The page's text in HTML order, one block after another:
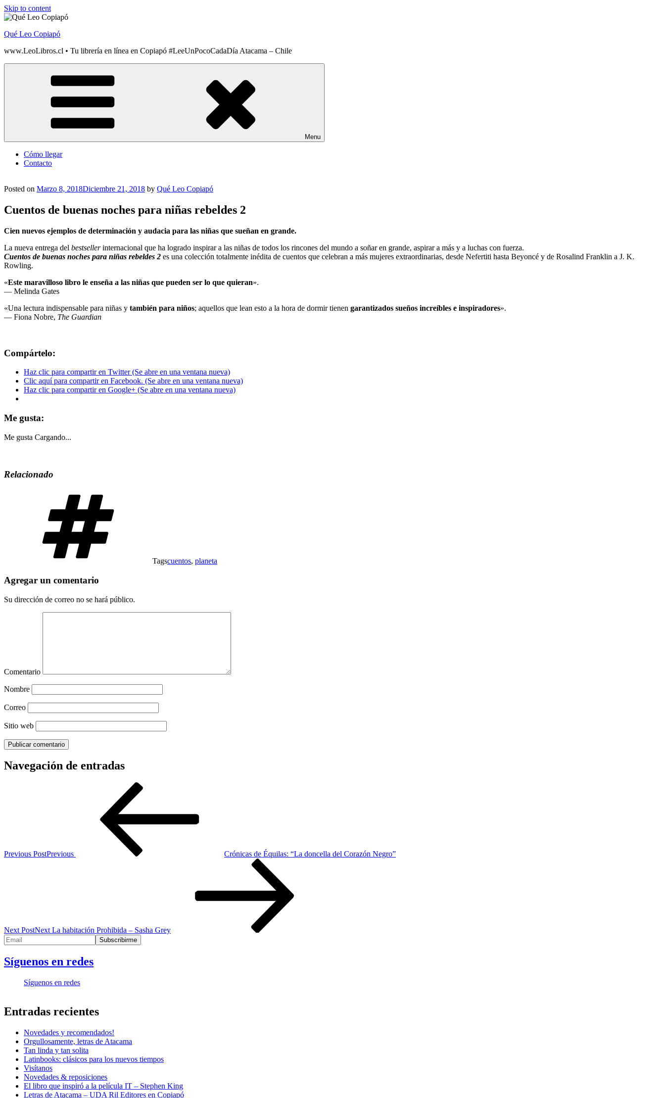
Skip to content
Qué Leo Copiapó
www.LeoLibros.cl • Tu librería en línea en Copiapó #LeeUnPocoCadaDía Atacama – Chile
Menu
Cómo llegar
Contacto
Posted on Marzo 8, 2018Diciembre 21, 2018 by Qué Leo Copiapó
Cuentos de buenas noches para niñas rebeldes 2
Cien nuevos ejemplos de determinación y audacia para las niñas que sueñan en grande.
La nueva entrega del bestsellerinternacional que ha logrado inspirar a las niñas de todos los rincones del mundo a soñar en grande, aspirar a más y a luchas con fuerza.
Cuentos de buenas noches para niñas rebeldes 2 es una colección totalmente inédita de cuentos que celebran a más mujeres extraordinarias, desde Nefertiti hasta Beyoncé y de Rosalind Franklin a J. K.
Rowling.
«Este maravilloso libro le enseña a las niñas que pueden ser lo que quieran».
— Melinda Gates
«Una lectura indispensable para niñas y también para niños; aquellos que lean esto a la hora de dormir tienen garantizados sueños increíbles e inspiradores».
— Fiona Nobre, The Guardian
Compártelo:
Haz clic para compartir en Twitter (Se abre en una ventana nueva)
Clic aquí para compartir en Facebook. (Se abre en una ventana nueva)
Haz clic para compartir en Google+ (Se abre en una ventana nueva)
Me gusta:
Me gusta Cargando...
Relacionado
Tagscuentos, planeta
Agregar un comentario
Su dirección de correo no se hará público.
Comentario
Nombre
Correo
Sitio web
Navegación de entradas
Previous PostPrevious Crónicas de Équilas: “La doncella del Corazón Negro”
Next PostNext La habitación Prohibida – Sasha Grey
Síguenos en redes
Síguenos en redes
Entradas recientes
Novedades y recomendados!
Orgullosamente, letras de Atacama
Tan linda y tan solita
Latinbooks: clásicos para los nuevos tiempos
Visítanos
Novedades & reposiciones
El libro que inspiró a la película IT – Stephen King
Letras de Atacama – UDA Ril Editores en Copiapó